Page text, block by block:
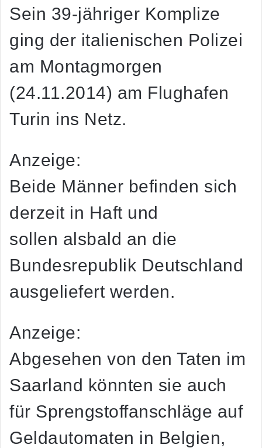
Sein 39-jähriger Komplize
ging der italienischen Polizei
am Montagmorgen
(24.11.2014) am Flughafen
Turin ins Netz.
Anzeige:
Beide Männer befinden sich
derzeit in Haft und
sollen alsbald an die
Bundesrepublik Deutschland
ausgeliefert werden.
Anzeige:
Abgesehen von den Taten im
Saarland könnten sie auch
für Sprengstoffanschläge auf
Geldautomaten in Belgien,